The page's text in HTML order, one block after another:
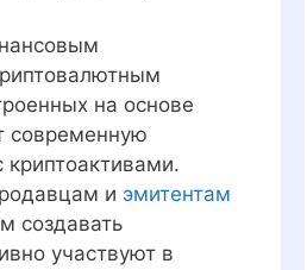
на основе
современную
и эмитентам
создавать
участвуют в